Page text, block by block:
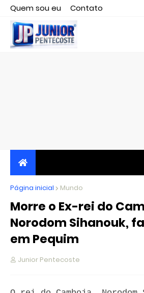
Quem sou eu
Contato
Editor responsável, jornalista Clovis
JORNALISMO INDEPENDENTE,
CRÍTICO
Página inicial Mundo
Morre o Ex-rei do
Norodom Sihanouk,
em Pequim
Junior Pentecoste